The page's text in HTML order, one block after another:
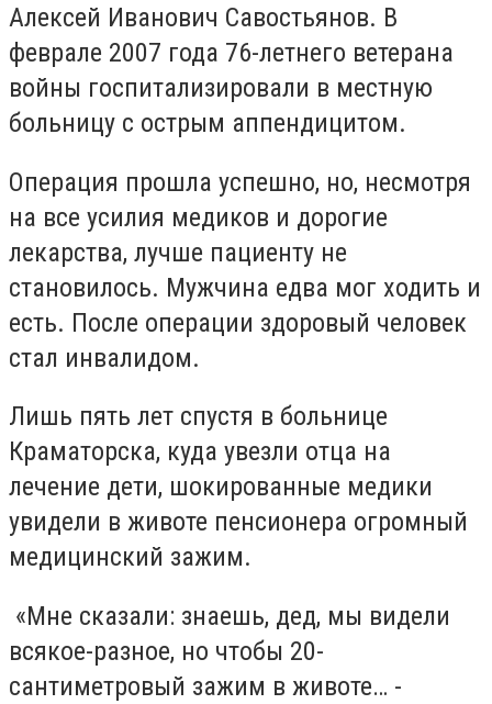
Алексей Иванович Савостьянов. В
феврале 2007 года 76-летнего ветерана
войны госпитализировали в местную
больницу с острым аппендицитом.
Операция прошла успешно, но, несмотря
на все усилия медиков и дорогие
лекарства, лучше пациенту не
становилось. Мужчина едва мог ходить и
есть. После операции здоровый человек
стал инвалидом.
Лишь пять лет спустя в больнице
Краматорска, куда увезли отца на
лечение дети, шокированные медики
увидели в животе пенсионера огромный
медицинский зажим.
«Мне сказали: знаешь, дед, мы видели
всякое-разное, но чтобы 20-
сантиметровый зажим в животе… -